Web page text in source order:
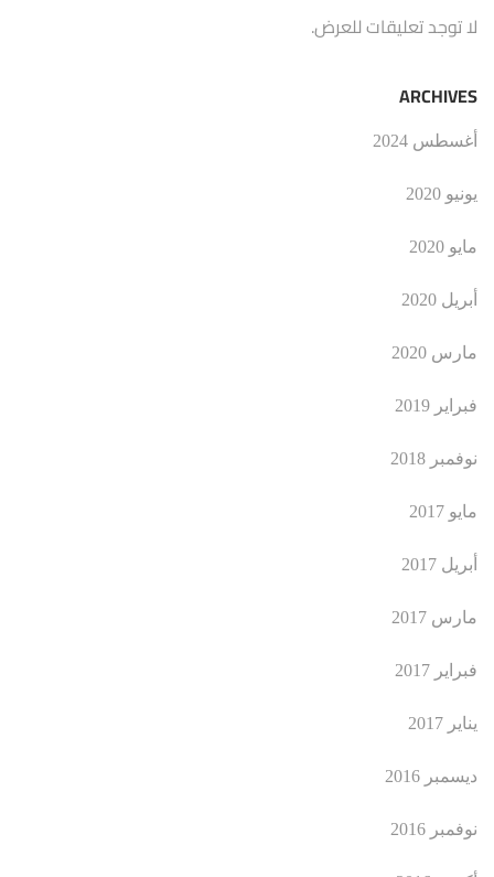
لا توجد تعليقات للعرض.
ARCHIVES
أغسطس 2024
يونيو 2020
مايو 2020
أبريل 2020
مارس 2020
فبراير 2019
نوفمبر 2018
مايو 2017
أبريل 2017
مارس 2017
فبراير 2017
يناير 2017
ديسمبر 2016
نوفمبر 2016